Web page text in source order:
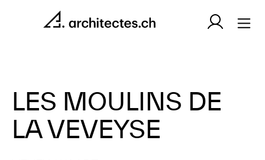
LES MOULINS DE
LA VEVEYSE